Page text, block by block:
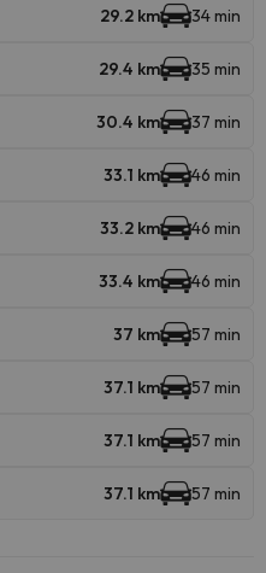
29.2 km 34 min
29.4 km 35 min
30.4 km 37 min
33.1 km 46 min
33.2 km 46 min
33.4 km 46 min
37 km 57 min
37.1 km 57 min
37.1 km 57 min
37.1 km 57 min